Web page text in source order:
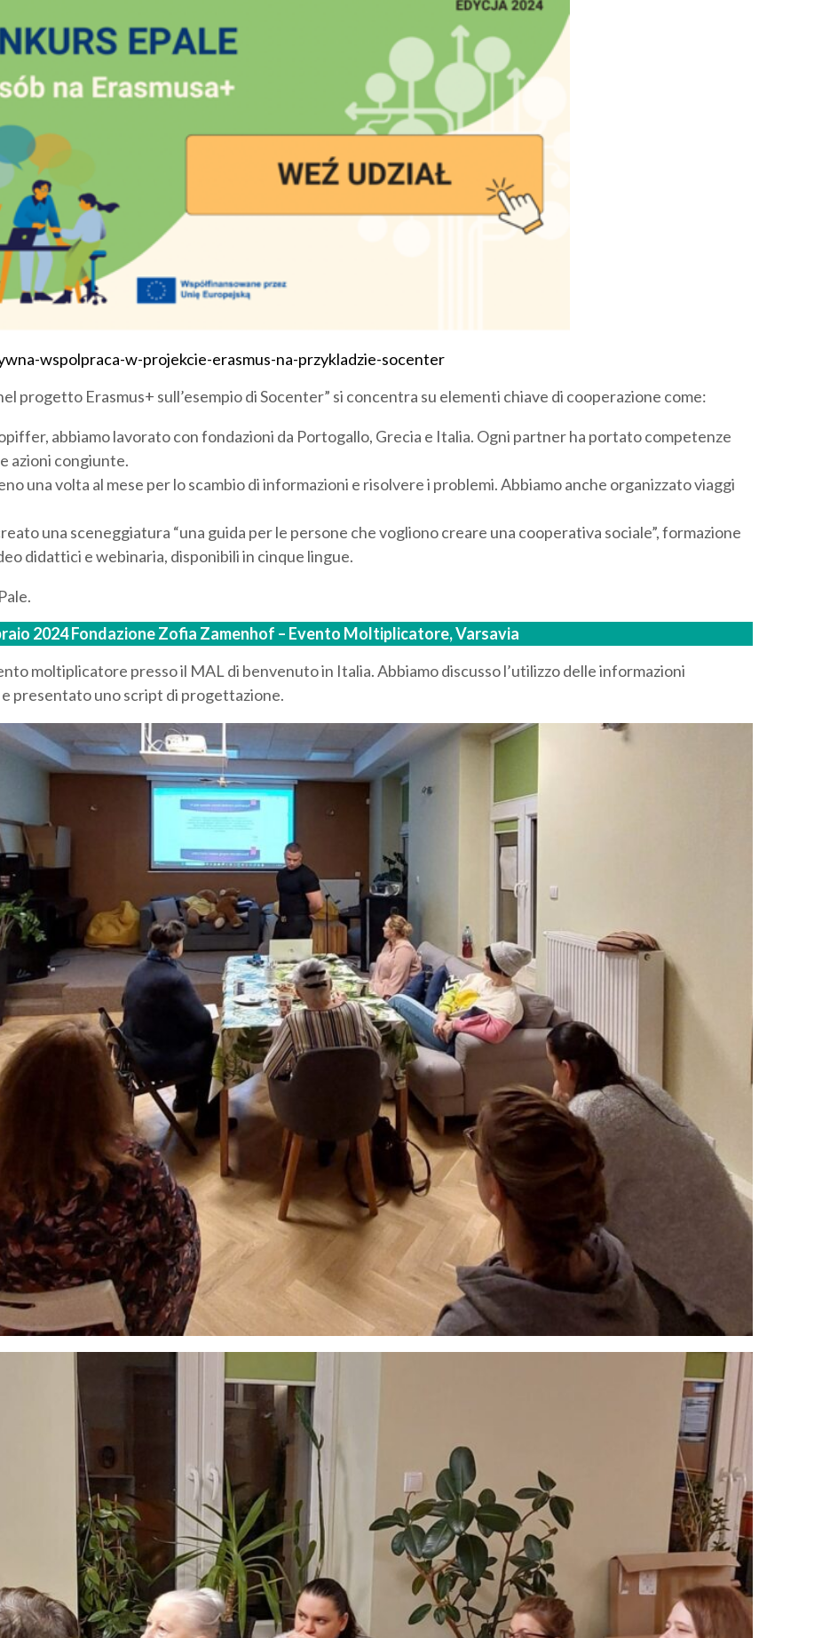
wspolpraca-w-projekcie-erasmus-na-przykladzie-socenter
progetto Erasmus+ sull’esempio di Socenter” si concentra su elementi chiave di cooperazione come:
abbiamo lavorato con fondazioni da Portogallo, Grecia e Italia. Ogni partner ha portato competenze
azioni congiunte.
una volta al mese per lo scambio di informazioni e risolvere i problemi. Abbiamo anche organizzato viaggi
una sceneggiatura “una guida per le persone che vogliono creare una cooperativa sociale”, formazione
didattici e webinaria, disponibili in cinque lingue.
2024 Fondazione Zofia Zamenhof – Evento Moltiplicatore, Varsavia
moltiplicatore presso il MAL di benvenuto in Italia. Abbiamo discusso l’utilizzo delle informazioni
presentato uno script di progettazione.